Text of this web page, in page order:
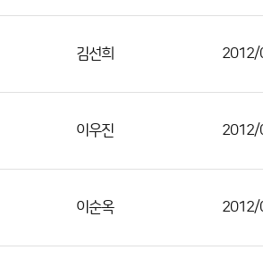
김선희 2012/
이우진 2012/
이순옥 2012/